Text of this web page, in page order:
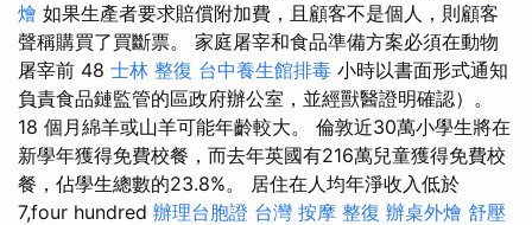
燴 如果生產者要求賠償附加費，且顧客不是個人，則顧客
聲稱購買了買斷票。 家庭屠宰和食品準備方案必須在動物
屠宰前 48 士林 整復 台中養生館排毒 小時以書面形式通知
負責食品鏈監管的區政府辦公室，並經獸醫證明確認）。
18 個月綿羊或山羊可能年齡較大。 倫敦近30萬小學生將在
新學年獲得免費校餐，而去年英國有216萬兒童獲得免費校
餐，佔學生總數的23.8%。 居住在人均年淨收入低於
7,four hundred 辦理台胞證 台灣 按摩 整復 辦桌外燴 舒壓